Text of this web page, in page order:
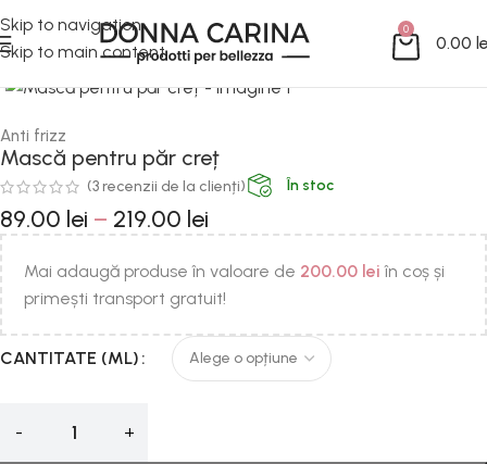
Skip to navigation
Skip to main content
0
0.00
Mărește imaginea
Anti frizz
Mască pentru păr creț
(3recenzii de la clienți) În stoc
89.00 lei – 219.00 lei
Mai adaugă produse în valoare de 200.00 lei în coș și
primești transport gratuit!
CANTITATE (ML)